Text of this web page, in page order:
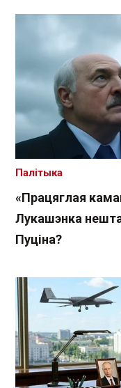
«Працяглая
Лукашэнка
Пуціна?
Палітыка